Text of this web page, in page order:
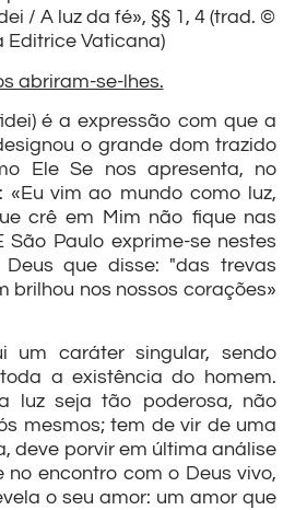
/ A luz da fé», §§ 1, 4 (trad. ©
Editrice Vaticana)
abriram-se-lhes.
é a expressão com que a
o grande dom trazido
Ele Se nos apresenta, no
«Eu vim ao mundo como luz,
crê em Mim não fique nas
São Paulo exprime-se nestes
que disse: "das trevas
brilhou nos nossos corações»
um caráter singular, sendo
a existência do homem.
luz seja tão poderosa, não
mesmos; tem de vir de uma
deve porvir em última análise
no encontro com o Deus vivo,
o seu amor: um amor que